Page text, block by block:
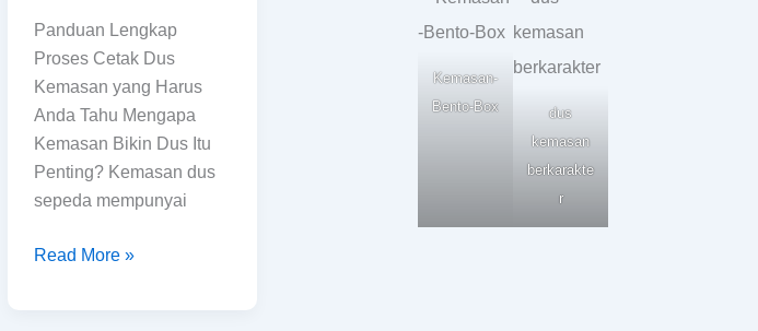
Panduan Lengkap
Proses Cetak Dus
Kemasan yang Harus
Anda Tahu Mengapa
Kemasan Bikin Dus Itu
Penting? Kemasan dus
sepeda mempunyai
Harus
Anda
Ketahui
Read More »
Kemasan-
Bento-Box
dus
kemasan
berkarakte
r